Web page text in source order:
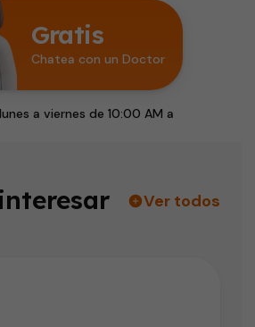
Gratis
Chatea con un Doctor
a viernes de 10:00 AM a
Ver todos